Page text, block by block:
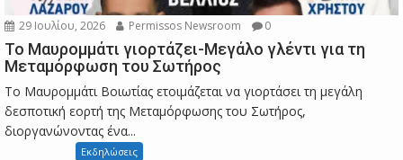
29 Ιουλίου, 2026 Permissos Newsroom 0
Το Μαυρομμάτι γιορτάζει-Μεγάλο γλέντι για τη
Μεταμόρφωση του Σωτήρος
Το Μαυρομμάτι Βοιωτίας ετοιμάζεται να γιορτάσει τη μεγάλη
δεσποτική εορτή της Μεταμόρφωσης του Σωτήρος,
διοργανώνοντας ένα...
Εκδηλώσεις